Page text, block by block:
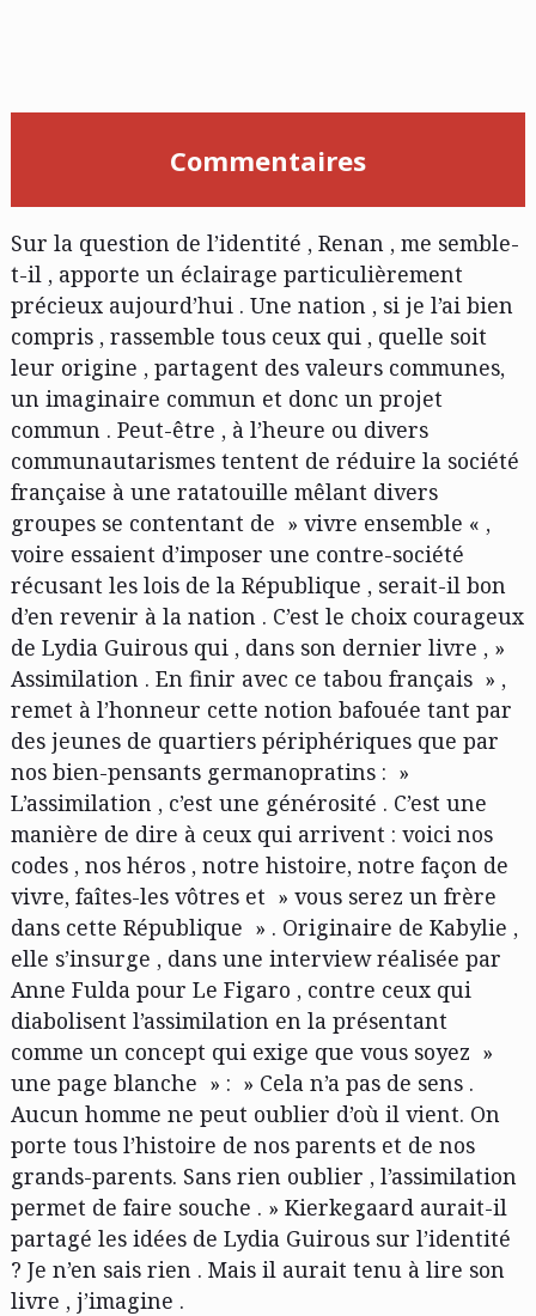
Commentaires
Sur la question de l’identité , Renan , me semble-
t-il , apporte un éclairage particulièrement
précieux aujourd’hui . Une nation , si je l’ai bien
compris , rassemble tous ceux qui , quelle soit
leur origine , partagent des valeurs communes,
un imaginaire commun et donc un projet
commun . Peut-être , à l’heure ou divers
communautarismes tentent de réduire la société
française à une ratatouille mêlant divers
groupes se contentant de » vivre ensemble « ,
voire essaient d’imposer une contre-société
récusant les lois de la République , serait-il bon
d’en revenir à la nation . C’est le choix courageux
de Lydia Guirous qui , dans son dernier livre , »
Assimilation . En finir avec ce tabou français » ,
remet à l’honneur cette notion bafouée tant par
des jeunes de quartiers périphériques que par
nos bien-pensants germanopratins : »
L’assimilation , c’est une générosité . C’est une
manière de dire à ceux qui arrivent : voici nos
codes , nos héros , notre histoire, notre façon de
vivre, faîtes-les vôtres et » vous serez un frère
dans cette République » . Originaire de Kabylie ,
elle s’insurge , dans une interview réalisée par
Anne Fulda pour Le Figaro , contre ceux qui
diabolisent l’assimilation en la présentant
comme un concept qui exige que vous soyez »
une page blanche » : » Cela n’a pas de sens .
Aucun homme ne peut oublier d’où il vient. On
porte tous l’histoire de nos parents et de nos
grands-parents. Sans rien oublier , l’assimilation
permet de faire souche . » Kierkegaard aurait-il
partagé les idées de Lydia Guirous sur l’identité
? Je n’en sais rien . Mais il aurait tenu à lire son
livre , j’imagine .